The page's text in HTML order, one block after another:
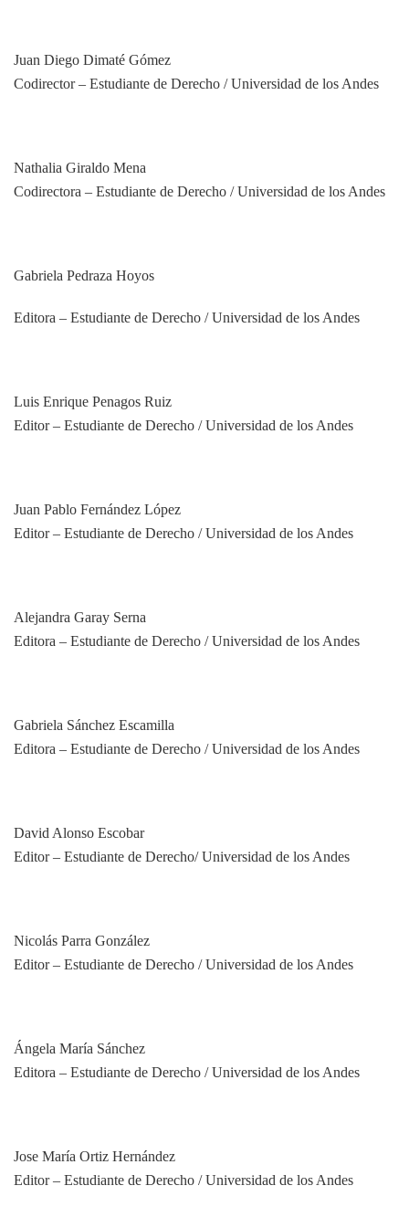
Juan Diego Dimaté Gómez
Codirector – Estudiante de Derecho / Universidad de los Andes
Nathalia Giraldo Mena
Codirectora – Estudiante de Derecho / Universidad de los Andes
Gabriela Pedraza Hoyos
Editora – Estudiante de Derecho / Universidad de los Andes
Luis Enrique Penagos Ruiz
Editor – Estudiante de Derecho / Universidad de los Andes
Juan Pablo Fernández López
Editor – Estudiante de Derecho / Universidad de los Andes
Alejandra Garay Serna
Editora – Estudiante de Derecho / Universidad de los Andes
Gabriela Sánchez Escamilla
Editora – Estudiante de Derecho / Universidad de los Andes
David Alonso Escobar
Editor – Estudiante de Derecho/ Universidad de los Andes
Nicolás Parra González
Editor – Estudiante de Derecho / Universidad de los Andes
Ángela María Sánchez
Editora – Estudiante de Derecho / Universidad de los Andes
Jose María Ortiz Hernández
Editor – Estudiante de Derecho / Universidad de los Andes